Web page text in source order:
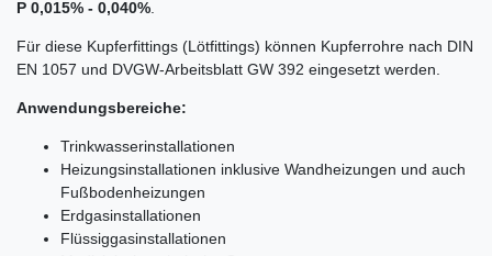
P 0,015% - 0,040%.
Für diese Kupferfittings (Lötfittings) können Kupferrohre nach DIN
EN 1057 und DVGW-Arbeitsblatt GW 392 eingesetzt werden.
Anwendungsbereiche:
Trinkwasserinstallationen
Heizungsinstallationen inklusive Wandheizungen und auch
Fußbodenheizungen
Erdgasinstallationen
Flüssiggasinstallationen